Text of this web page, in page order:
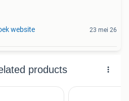
website 23 mei 26